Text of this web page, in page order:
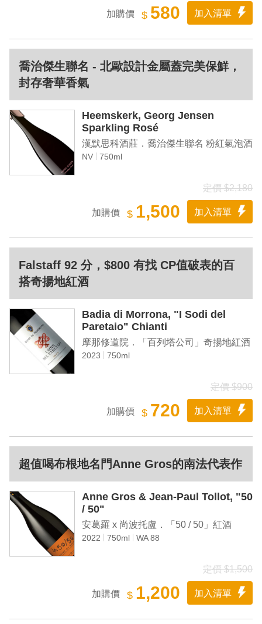
$ 580 加入清單
加購價
喬治傑生聯名 - 北歐設計金屬蓋完美保鮮，
封存奢華香氣
Heemskerk, Georg Jensen
Sparkling Rosé
漢默思科酒莊．喬治傑生聯名 粉紅氣泡酒
NV 750ml
定價 $2,180
$ 1,500 加入清單
加購價
Falstaff 92 分，$800 有找 CP值破表的百
搭奇揚地紅酒
Badia di Morrona, "I Sodi del
Paretaio" Chianti
摩那修道院．「百列塔公司」奇揚地紅酒
2023 750ml
定價 $900
$ 720 加入清單
加購價
超值喝布根地名門Anne Gros的南法代表作
Anne Gros & Jean-Paul Tollot, "50
/ 50"
安葛羅 x 尚波托盧．「50 / 50」紅酒
2022 750ml WA 88
定價 $1,500
$ 1,200 加入清單
加購價